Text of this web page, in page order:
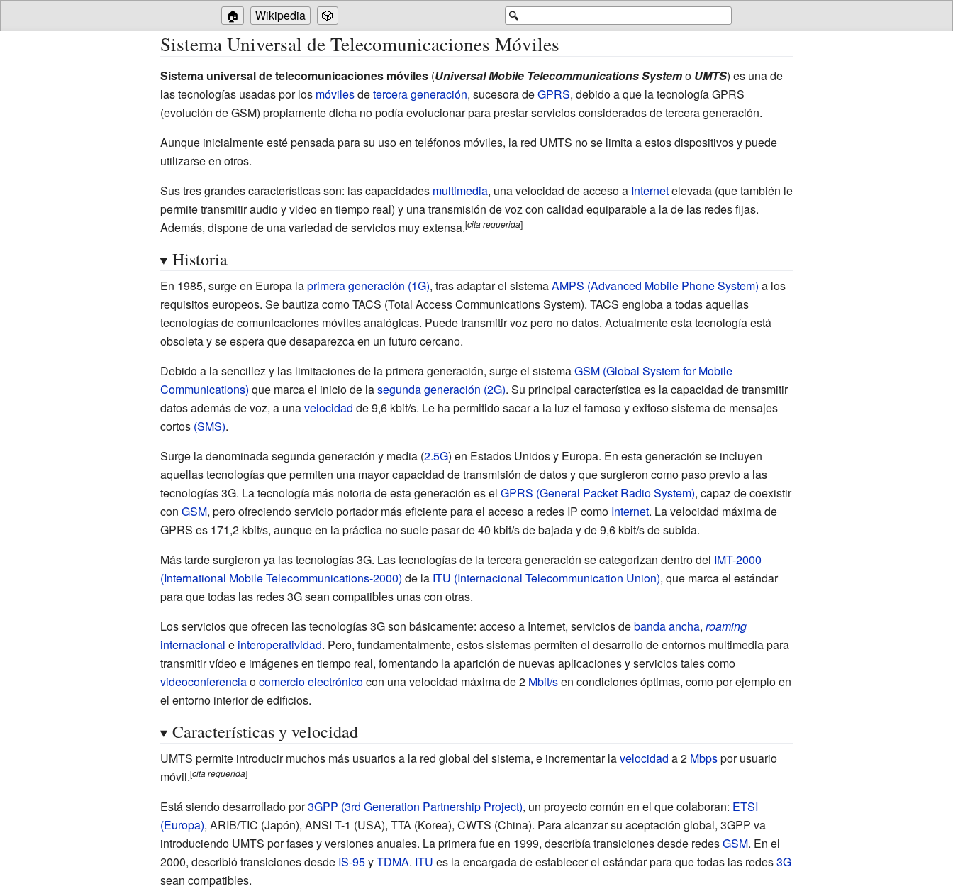
🔍
🏠 Wikipedia 🎲
Sistema Universal de Telecomunicaciones Móviles
Sistema universal de telecomunicaciones móviles(Universal Mobile Telecommunications Systemo UMTS) es una de
las tecnologías usadas por los móvilesdetercera generación, sucesora deGPRS, debido a que la tecnología GPRS
(evolución de GSM) propiamente dicha no podía evolucionar para prestar servicios considerados de tercera generación.
Aunque inicialmente esté pensada para su uso en teléfonos móviles, la red UMTS no se limita a estos dispositivos y puede
utilizarse en otros.
Sus tres grandes características son: las capacidades multimedia, una velocidad de acceso a Internetelevada (que también le
permite transmitir audio y video en tiempo real) y una transmisión de voz con calidad equiparable a la de las redes fijas.
Además, dispone de una variedad de servicios muy extensa.[cita requerida]
Historia
En 1985, surge en Europa laprimera generación (1G), tras adaptar el sistemaAMPS (Advanced Mobile Phone System) a los
requisitos europeos. Se bautiza comoTACS (Total Access Communications System). TACS engloba a todas aquellas
tecnologías de comunicaciones móviles analógicas. Puede transmitir voz pero no datos. Actualmente esta tecnología está
obsoleta y se espera que desaparezca en un futuro cercano.
Debido a la sencillez y las limitaciones de la primera generación, surge el sistemaGSM (Global System for Mobile
Communications) que marca el inicio de lasegunda generación (2G). Su principal característica es la capacidad de transmitir
datos además de voz, a unavelocidad de 9,6 kbit/s. Le ha permitido sacar a la luz el famoso y exitoso sistema de mensajes
cortos (SMS).
Surge la denominada segunda generación y media (2.5G) en Estados Unidos y Europa. En esta generación se incluyen
aquellas tecnologías que permiten una mayor capacidad de transmisión de datos y que surgieron como paso previo a las
tecnologías 3G. La tecnología más notoria de esta generación es el GPRS (General Packet Radio System), capaz de coexistir
con GSM, pero ofreciendo servicio portador más eficiente para el acceso a redes IP como Internet. La velocidad máxima de
GPRS es 171,2 kbit/s, aunque en la práctica no suele pasar de 40 kbit/s de bajada y de 9,6 kbit/s de subida.
Más tarde surgieron ya las tecnologías 3G. Las tecnologías de la tercera generación se categorizan dentro del IMT-2000
(International Mobile Telecommunications-2000) de la ITU (Internacional Telecommunication Union), que marca el estándar
para que todas las redes 3G sean compatibles unas con otras.
Los servicios que ofrecen las tecnologías 3G son básicamente: acceso a Internet, servicios debanda ancha, roaming
internacional e interoperatividad. Pero, fundamentalmente, estos sistemas permiten el desarrollo de entornos multimedia para
transmitir vídeo e imágenes en tiempo real, fomentando la aparición de nuevas aplicaciones y servicios tales como
videoconferenciaocomercio electrónicocon una velocidad máxima de 2 Mbit/sen condiciones óptimas, como por ejemplo en
el entorno interior de edificios.
Características y velocidad
UMTS permite introducir muchos más usuarios a la red global del sistema, e incrementar lavelocidad a 2 Mbpspor usuario
móvil.[cita requerida]
Está siendo desarrollado por3GPP (3rd Generation Partnership Project), un proyecto común en el que colaboran: ETSI
(Europa), ARIB/TIC (Japón), ANSI T-1 (USA), TTA (Korea), CWTS (China). Para alcanzar su aceptación global, 3GPP va
introduciendo UMTS por fases y versiones anuales. La primera fue en 1999, describía transiciones desde redesGSM. En el
2000, describió transiciones desde IS-95yTDMA. ITU es la encargada de establecer el estándar para que todas las redes3G
sean compatibles.